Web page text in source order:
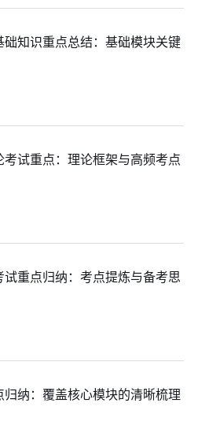
知识重点总结：基础模块关键
试重点：理论框架与高频考点
重点归纳：考点提炼与备考思
纳：覆盖核心模块的清晰梳理